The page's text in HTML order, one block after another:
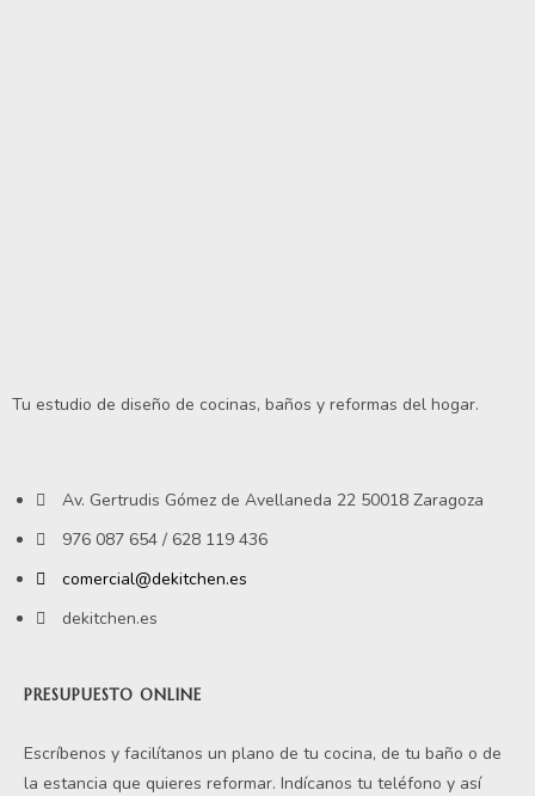
Tu estudio de diseño de cocinas, baños y reformas del hogar.
Av. Gertrudis Gómez de Avellaneda 22 50018 Zaragoza
976 087 654 / 628 119 436
comercial@dekitchen.es
dekitchen.es
PRESUPUESTO ONLINE
Escríbenos y facilítanos un plano de tu cocina, de tu baño o de
la estancia que quieres reformar. Indícanos tu teléfono y así